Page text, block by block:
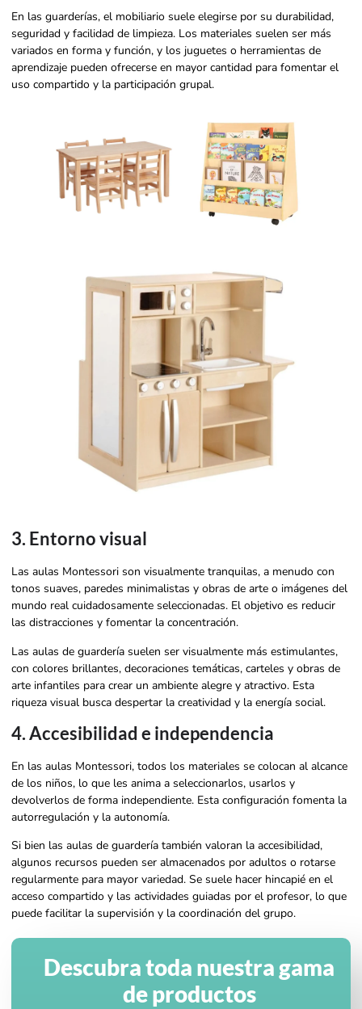
En las guarderías, el mobiliario suele elegirse por su durabilidad,
seguridad y facilidad de limpieza. Los materiales suelen ser más
variados en forma y función, y los juguetes o herramientas de
aprendizaje pueden ofrecerse en mayor cantidad para fomentar el
uso compartido y la participación grupal.
3. Entorno visual
Las aulas Montessori son visualmente tranquilas, a menudo con
tonos suaves, paredes minimalistas y obras de arte o imágenes del
mundo real cuidadosamente seleccionadas. El objetivo es reducir
las distracciones y fomentar la concentración.
Las aulas de guardería suelen ser visualmente más estimulantes,
con colores brillantes, decoraciones temáticas, carteles y obras de
arte infantiles para crear un ambiente alegre y atractivo. Esta
riqueza visual busca despertar la creatividad y la energía social.
4. Accesibilidad e independencia
En las aulas Montessori, todos los materiales se colocan al alcance
de los niños, lo que les anima a seleccionarlos, usarlos y
devolverlos de forma independiente. Esta configuración fomenta la
autorregulación y la autonomía.
Si bien las aulas de guardería también valoran la accesibilidad,
algunos recursos pueden ser almacenados por adultos o rotarse
regularmente para mayor variedad. Se suele hacer hincapié en el
acceso compartido y las actividades guiadas por el profesor, lo que
puede facilitar la supervisión y la coordinación del grupo.
Descubra toda nuestra gama
de productos